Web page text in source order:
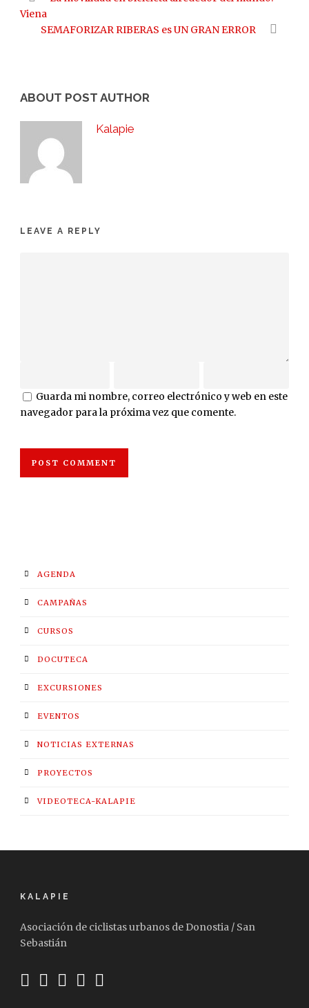
Viena
SEMAFORIZAR RIBERAS es UN GRAN ERROR
ABOUT POST AUTHOR
Kalapie
LEAVE A REPLY
Guarda mi nombre, correo electrónico y web en este
navegador para la próxima vez que comente.
AGENDA
CAMPAÑAS
CURSOS
DOCUTECA
EXCURSIONES
EVENTOS
NOTICIAS EXTERNAS
PROYECTOS
VIDEOTECA-KALAPIE
KALAPIE
Asociación de ciclistas urbanos de Donostia / San
Sebastián